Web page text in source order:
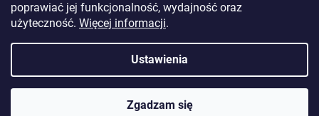
poprawiać jej funkcjonalność, wydajność oraz
użyteczność. Więcej informacji.
Ustawienia
Zgadzam się
KOLEJNA OPINIA